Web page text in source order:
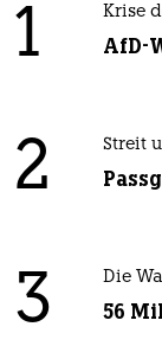
1 Krise
AfD-
2 Streit
3 Die
56